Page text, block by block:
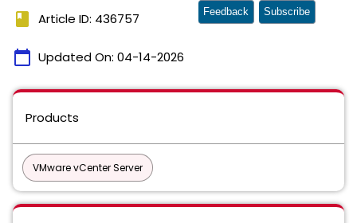
book Article ID: 436757
calendar_today Updated On: 04-14-2026
Feedback Subscribe
Products
VMware vCenter Server